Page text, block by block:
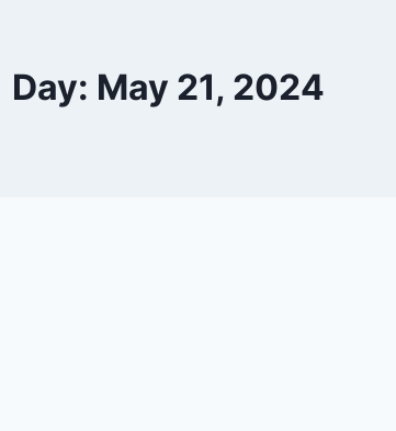
Day: May 21, 2024